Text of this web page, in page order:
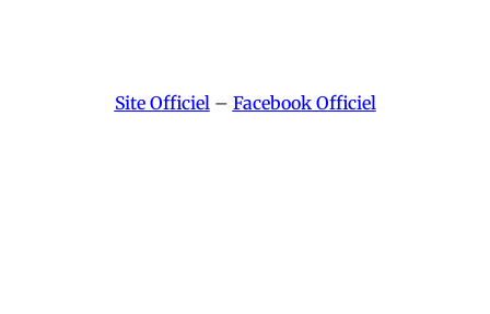
Site Officiel– Facebook Officiel